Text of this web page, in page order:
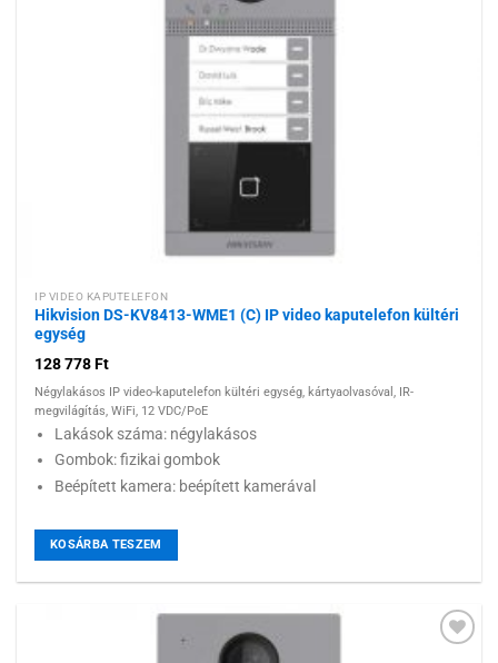
IP VIDEO KAPUTELEFON
Hikvision DS-KV8413-WME1 (C) IP video kaputelefon kültéri
egység
128 778Ft
Négylakásos IP video-kaputelefon kültéri egység, kártyaolvasóval, IR-
megvilágítás, WiFi, 12 VDC/PoE
Lakások száma: négylakásos
Gombok: fizikai gombok
Beépített kamera: beépített kamerával
KOSÁRBA TESZEM